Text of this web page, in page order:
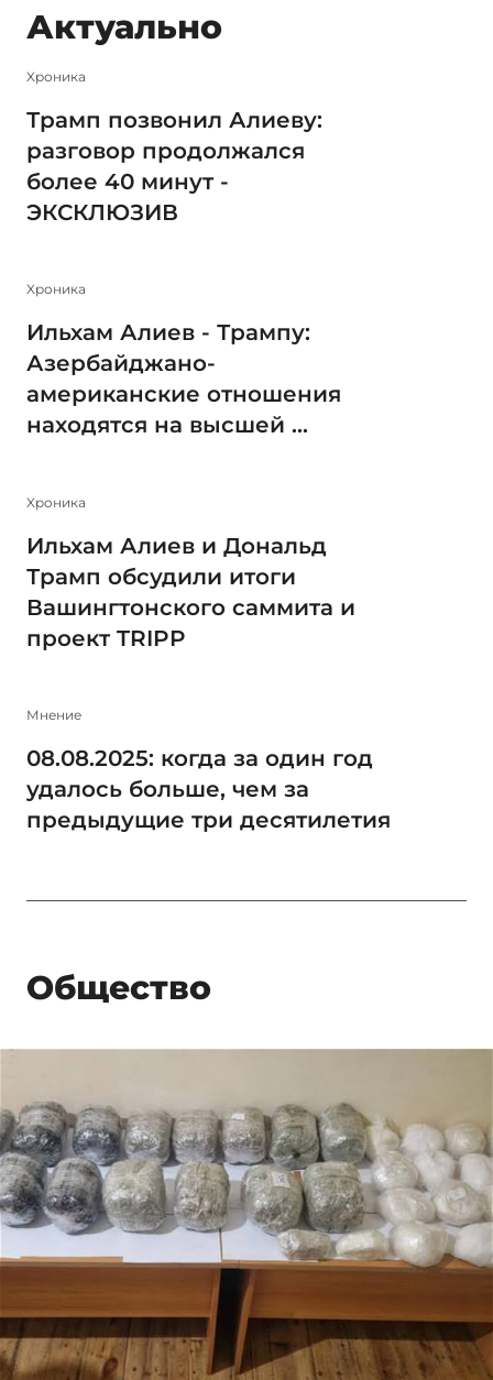
Актуально
Xроника
Трамп позвонил Алиеву:
разговор продолжался
более 40 минут -
ЭКСКЛЮЗИВ
Xроника
Ильхам Алиев - Трампу:
Азербайджано-
американские отношения
находятся на высшей ...
Xроника
Ильхам Алиев и Дональд
Трамп обсудили итоги
Вашингтонского саммита и
проект TRIPP
Мнение
08.08.2025: когда за один год
удалось больше, чем за
предыдущие три десятилетия
Общество